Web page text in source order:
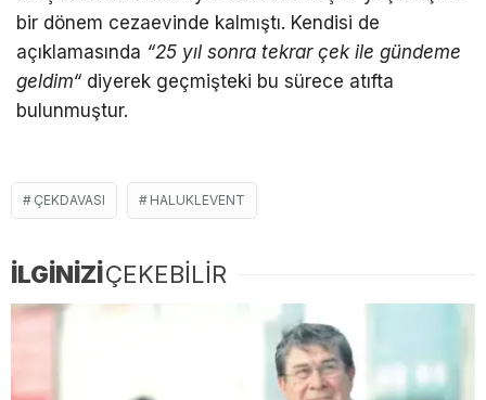
bir dönem cezaevinde kalmıştı. Kendisi de
açıklamasında “25 yıl sonra tekrar çek ile gündeme
geldim“ diyerek geçmişteki bu sürece atıfta
bulunmuştur.
ÇEKDAVASI HALUKLEVENT
İLGİNİZİÇEKEBİLİR